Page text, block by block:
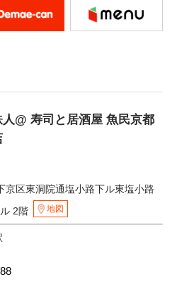
@ 寿司と居酒屋 魚民京都
京区東洞院通塩小路下ル東塩小路
2階
地図